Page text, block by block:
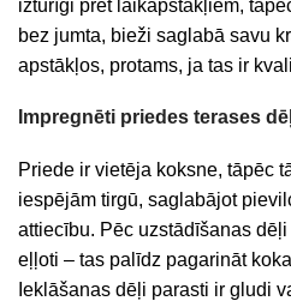
izturīgi pret laikapstākļiem,
bez jumta, bieži saglabā savu
apstākļos, protams, ja tas ir
Impregnēti priedes terases
Priede ir vietēja koksne, tāpēc
iespējām tirgū, saglabājot
attiecību. Pēc uzstādīšanas
eļļoti – tas palīdz pagarināt
Ieklāšanas dēļi parasti ir gludi